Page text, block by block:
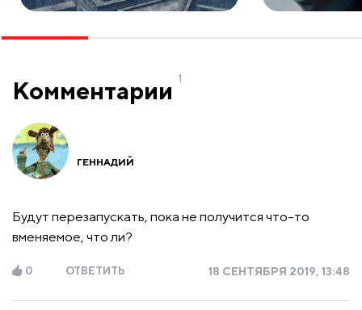
Комментарии 1
ГЕННАДИЙ
Будут перезапускать, пока не получится что-то
вменяемое, что ли?
0 ОТВЕТИТЬ 18 СЕНТЯБРЯ 2019, 13:48